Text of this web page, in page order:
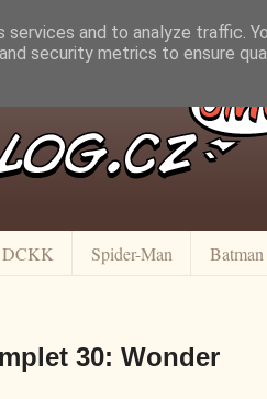
DCKK Spider-Man Batman
30: Wonder
and to analyze traffic.
security metrics to ensure